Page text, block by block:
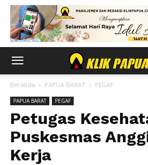
Beranda PAPUA BARAT PEGAF
PAPUA BARAT PEGAF
Petugas
Puskesmas
Kerja